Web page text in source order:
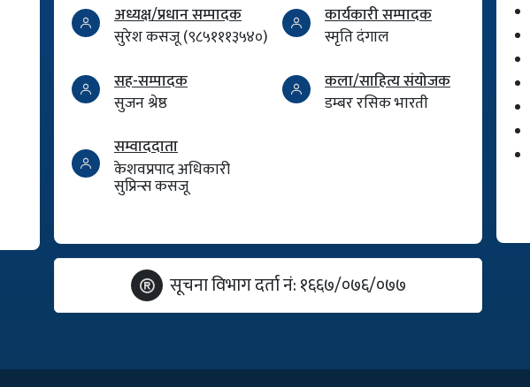
अध्यक्ष/प्रधान सम्पादक
सुरेश कसजू (९८५१११३५४०)
कार्यकारी सम्पादक
स्मृति दंगाल
सह-सम्पादक
सुजन श्रेष्ठ
कला/साहित्य संयोजक
डम्बर रसिक भारती
सम्वाददाता
केशवप्रपाद अधिकारी
सुप्रिन्स कसजू
सूचना विभाग दर्ता नं: १६६७/०७६/०७७